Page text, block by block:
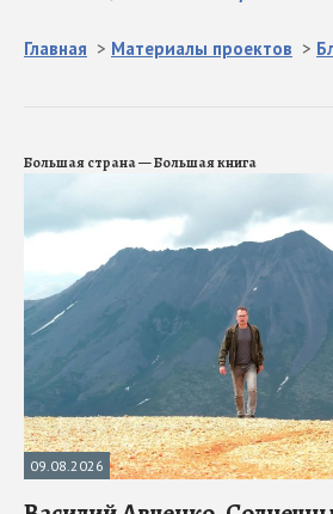
Главная > Материалы проектов >
Большая страна — Большая книга
09.08.2026